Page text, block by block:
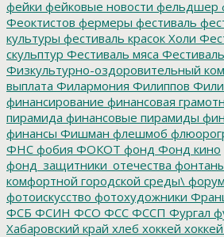
фейки фейковые новости фельдшер
Феоктистов фермеры фестиваль
культуры фестиваль красок Холи
скульптур Фестиваль мяса
Физкультурно-оздоровительный
выплата Филармония Филиппов
финансирование финансовая
пирамида финансовые пирамиды
финансы Фишман флешмоб
ФНС фобия ФОКОТ фонд Фонд кино
фонд_защитники_отечества
комфортной городской среды\ форум
фотоискусство фотохудожники
ФСБ ФСИН ФСО ФСС ФССП Фургал
Хабаровский край хлеб хоккей